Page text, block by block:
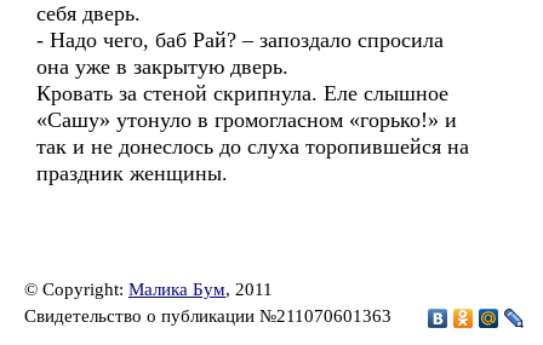
себя дверь.
- Надо чего, баб Рай? – запоздало спросила
она уже в закрытую дверь.
Кровать за стеной скрипнула. Еле слышное
«Сашу» утонуло в громогласном «горько!» и
так и не донеслось до слуха торопившейся на
праздник женщины.
© Copyright: Малика Бум, 2011
Свидетельство о публикации №211070601363